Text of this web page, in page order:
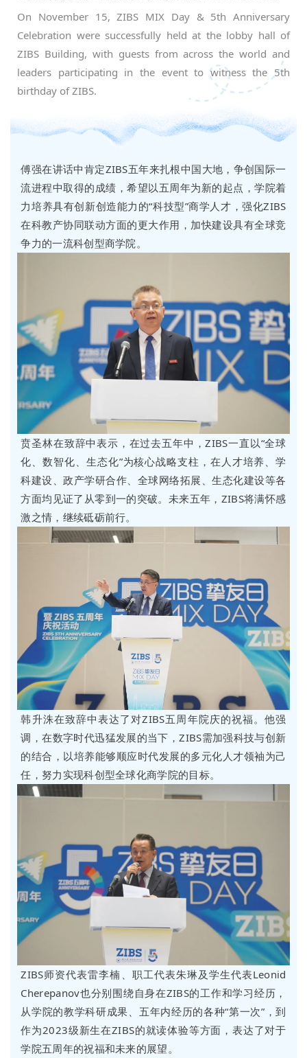
On November 15, ZIBS MIX Day & 5th Anniversary
Celebration were successfully held at the lobby hall of
ZIBS Building, with guests from across the world and
leaders participating in the event to witness the 5th
birthday of ZIBS.
傅强在讲话中肯定ZIBS五年来扎根中国大地，争创国际一
流进程中取得的成绩，希望以五周年为新的起点，学院着
力培养具有创新创造能力的“科技型”商学人才，强化ZIBS
在科教产协同联动方面的更大作用，加快建设具有全球竞
争力的一流科创型商学院。
贲圣林在致辞中表示，在过去五年中，ZIBS一直以“全球
化、数智化、生态化”为核心战略支柱，在人才培养、学
科建设、政产学研合作、全球网络拓展、生态化建设等各
方面均见证了从零到一的突破。未来五年，ZIBS将满怀感
激之情，继续砥砺前行。
韩升洙在致辞中表达了对ZIBS五周年院庆的祝福。他强
调，在数字时代迅猛发展的当下，ZIBS需加强科技与创新
的结合，以培养能够顺应时代发展的多元化人才领袖为己
任，努力实现科创型全球化商学院的目标。
ZIBS师资代表雷李楠、职工代表朱琳及学生代表Leonid
Cherepanov也分别围绕自身在ZIBS的工作和学习经历，
从学院的教学科研成果、五年内经历的各种“第一次”，到
作为2023级新生在ZIBS的就读体验等方面，表达了对于
学院五周年的祝福和未来的展望。